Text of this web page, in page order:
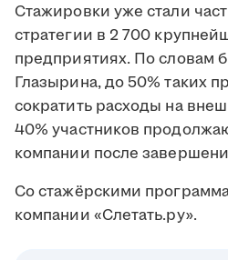
Стажировки уже стали
стратегии в 2 700
предприятиях. По словам
Глазырина, до 50% таких
сократить расходы на
40% участников
компании после
Со стажёрскими
компании «Слетать.ру».